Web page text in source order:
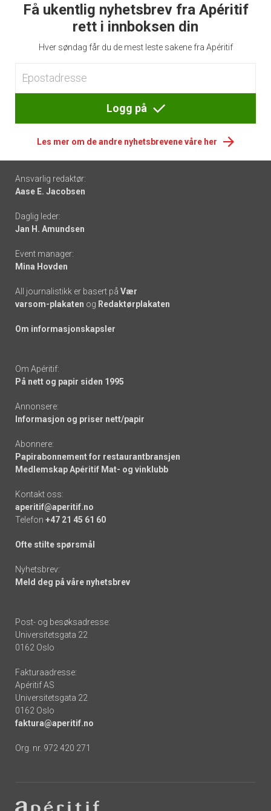
Få ukentlig nyhetsbrev fra Apéritif
rett i innboksen din
Hver søndag får du de mest leste sakene fra Apéritif
Logg på
Les mer om de andre nyhetsbrevene våre her
Footer
-
links
Ansvarlig redaktør:
Aase E. Jacobsen
Daglig leder:
Jan H. Amundsen
Event manager:
Mina Hovden
All journalistikk er basert på Vær
varsom-plakaten og Redaktørplakaten
Om informasjonskapsler
Om Apéritif:
På nett og papir siden 1995
Annonsere:
Informasjon og priser nett/papir
Abonnere:
Papirabonnement for restaurantbransjen
Medlemskap Apéritif Mat- og vinklubb
Kontakt oss:
aperitif@aperitif.no
Telefon +47 21 45 61 60
Ofte stilte spørsmål
Nyhetsbrev:
Meld deg på våre nyhetsbrev
Post- og besøksadresse:
Universitetsgata 22
0162 Oslo
Fakturaadresse:
Apéritif AS
Universitetsgata 22
0162 Oslo
faktura@aperitif.no
Org. nr. 972 420 271